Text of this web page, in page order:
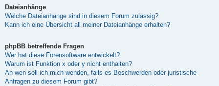
Dateianhänge
Welche Dateianhänge sind in diesem Forum zulässig?
Kann ich eine Übersicht all meiner Dateianhänge erhalten?
phpBB betreffende Fragen
Wer hat diese Forensoftware entwickelt?
Warum ist Funktion x oder y nicht enthalten?
An wen soll ich mich wenden, falls es Beschwerden oder juristische
Anfragen zu diesem Forum gibt?